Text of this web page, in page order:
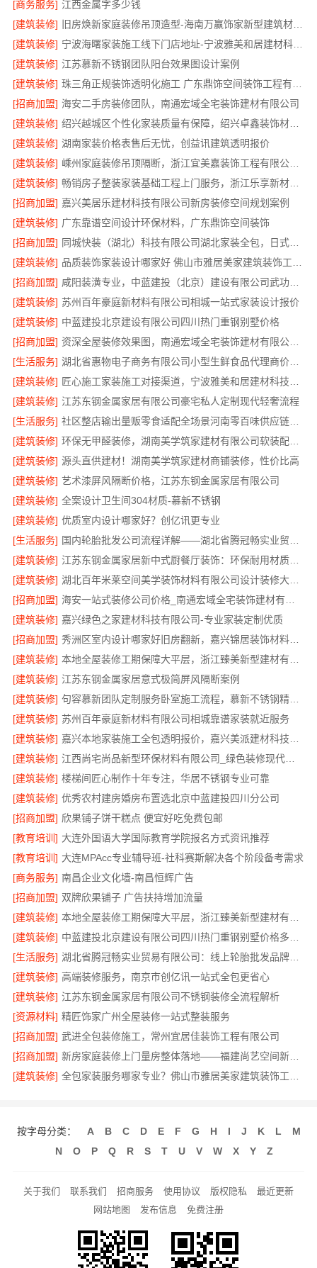
[商务服务] 江西金属字多少钱
[建筑装修]
旧房焕新家庭装修吊顶造型-海南万赢饰家新型建筑材料有限公司
[建筑装修]
宁波海曙家装施工线下门店地址-宁波雅美和居建材科技有限公司
[建筑装修] 江苏慕新不锈钢团队阳台效果图设计案例
[建筑装修]
[招商加盟] 海安二手房装修团队，南通宏域全宅装饰建材有限公司
[建筑装修]
绍兴越城区个性化家装质量有保障，绍兴卓鑫装饰材料有限公司
[建筑装修] 湖南家装价格表售后无忧，创益讯建筑透明报价
[建筑装修]
嵊州家庭装修吊顶隔断，浙江宜美嘉装饰工程有限公司专业施工
[建筑装修]
畅销房子整装家装基础工程上门服务，浙江乐享新材料有限公司省心到家
[招商加盟] 嘉兴美居乐建材科技有限公司新房装修空间规划案例
[建筑装修] 广东靠谱空间设计环保材料，广东鼎饰空间装饰
[招商加盟]
同城快装（湖北）科技有限公司湖北家装全包，日式原木风快速入住
[建筑装修]
[招商加盟]
[建筑装修] 苏州百年豪庭新材料有限公司相城一站式家装设计报价
[建筑装修] 中蓝建投北京建设有限公司四川热门重钢别墅价格
[招商加盟]
资深全屋装修效果图，南通宏域全宅装饰建材有限公司为您呈现
[生活服务]
湖北省惠物电子商务有限公司小型生鲜食品代理商价格指南
[建筑装修]
[建筑装修] 江苏东钢金属家居有限公司豪宅私人定制现代轻奢流程
[生活服务]
社区整店输出量贩零食适配全场景河南零百味供应链有限公司
[建筑装修]
[建筑装修] 源头直供建材！湖南美学筑家建材商铺装修，性价比高
[建筑装修] 艺术漆屏风隔断价格，江苏东钢金属家居有限公司
[建筑装修] 全案设计卫生间304材质-慕新不锈钢
[建筑装修] 优质室内设计哪家好？创亿讯更专业
[生活服务]
[建筑装修]
江苏东钢金属家居新中式厨餐厅装饰：环保耐用材质首选
[建筑装修]
湖北百年米莱空间美学装饰材料有限公司设计装修大平层实景案例
[招商加盟]
[建筑装修] 嘉兴绿色之家建材科技有限公司-专业家装定制优质
[招商加盟]
秀洲区室内设计哪家好旧房翻新，嘉兴锦居装饰材料有限公司靠谱
[建筑装修]
[建筑装修] 江苏东钢金属家居意式极简屏风隔断案例
[建筑装修]
句容慕新团队定制服务卧室施工流程，慕新不锈钢精准落地
[建筑装修] 苏州百年豪庭新材料有限公司相城靠谱家装就近服务
[建筑装修]
[建筑装修]
江西尚宅尚品新型环保材料有限公司_绿色装修现代风格靠谱吗
[建筑装修] 楼梯间匠心制作十年专注，华居不锈钢专业可靠
[建筑装修] 优秀农村建房婚房布置选北京中蓝建投四川分公司
[招商加盟] 欣果铺子饼干糕点 便宜好吃免费包邮
[教育培训] 大连外国语大学国际教育学院报名方式资讯推荐
[教育培训] 大连MPAcc专业辅导班-社科赛斯解决各个阶段备考需求
[商务服务] 南昌企业文化墙-南昌恒辉广告
[招商加盟] 双牌欣果铺子 广告扶持增加流量
[建筑装修]
[建筑装修]
[生活服务]
湖北省腾冠畅实业贸易有限公司：线上轮胎批发品牌哪里买
[建筑装修] 高端装修服务，南京市创亿讯一站式全包更省心
[建筑装修] 江苏东钢金属家居有限公司不锈钢装修全流程解析
[资源材料] 精匠饰家广州全屋装修一站式整装服务
[招商加盟] 武进全包装修施工，常州宜居佳装饰工程有限公司
[招商加盟]
新房家庭装修上门量房整体落地——福建尚艺空间新材料科技有限公司
[建筑装修]
按字母分类： A B C D E F G H I J K L
M
N
O P Q R S T U V W X Y Z
关于我们 联系我们 招商服务 使用协议 版权隐私
最近更新
网站地图
发布信息 免费注册